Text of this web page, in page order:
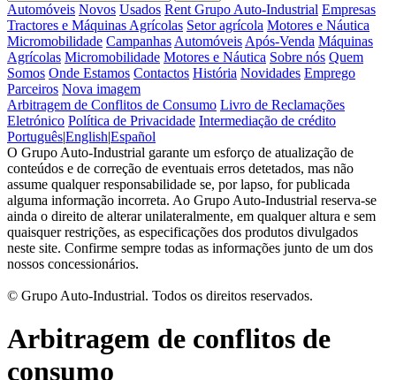
Automóveis Novos Usados Rent Grupo Auto-Industrial Empresas
Tractores e Máquinas Agrícolas Setor agrícola Motores e Náutica
Micromobilidade Campanhas Automóveis Após-Venda Máquinas
Agrícolas Micromobilidade Motores e Náutica Sobre nós Quem
Somos Onde Estamos Contactos História Novidades Emprego
Parceiros Nova imagem
Arbitragem de Conflitos de Consumo Livro de Reclamações
Eletrónico Política de Privacidade Intermediação de crédito
Português|English|Español
O Grupo Auto-Industrial garante um esforço de atualização de
conteúdos e de correção de eventuais erros detetados, mas não
assume qualquer responsabilidade se, por lapso, for publicada
alguma informação incorreta. Ao Grupo Auto-Industrial reserva-se
ainda o direito de alterar unilateralmente, em qualquer altura e sem
quaisquer restrições, as especificações dos produtos divulgados
neste site. Confirme sempre todas as informações junto de um dos
nossos concessionários.
© Grupo Auto-Industrial. Todos os direitos reservados.
Arbitragem de conflitos de
consumo